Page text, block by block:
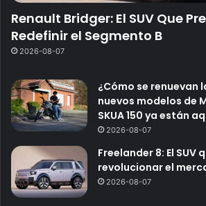
Renault Bridger: El SUV Que
Redefinir el Segmento B
2026-08-07
¿Cómo se renuevan
nuevos modelos de
SKUA 150 ya están
2026-08-07
Freelander 8: El SUV
revolucionar el
2026-08-07